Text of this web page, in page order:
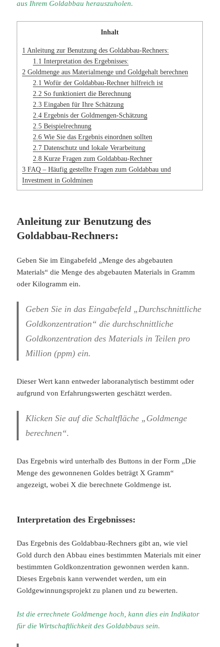
aus Ihrem Goldabbau herauszuholen.
Inhalt
1 Anleitung zur Benutzung des Goldabbau-Rechners:
1.1 Interpretation des Ergebnisses:
2 Goldmenge aus Materialmenge und Goldgehalt berechnen
2.1 Wofür der Goldabbau-Rechner hilfreich ist
2.2 So funktioniert die Berechnung
2.3Eingaben für Ihre Schätzung
2.4Ergebnis der Goldmengen-Schätzung
2.5Beispielrechnung
2.6Wie Sie das Ergebnis einordnen sollten
2.7Datenschutz und lokale Verarbeitung
2.8Kurze Fragen zum Goldabbau-Rechner
3 FAQ – Häufig gestellte Fragen zum Goldabbau und
Investment in Goldminen
Anleitung zur Benutzung des
Goldabbau-Rechners:
Geben Sie im Eingabefeld „Menge des abgebauten
Materials“ die Menge des abgebauten Materials in Gramm
oder Kilogramm ein.
Geben Sie in das Eingabefeld „Durchschnittliche
Goldkonzentration“ die durchschnittliche
Goldkonzentration des Materials in Teilen pro
Million (ppm) ein.
Dieser Wert kann entweder laboranalytisch bestimmt oder
aufgrund von Erfahrungswerten geschätzt werden.
Klicken Sie auf die Schaltfläche „Goldmenge
berechnen“.
Das Ergebnis wird unterhalb des Buttons in der Form „Die
Menge des gewonnenen Goldes beträgt X Gramm“
angezeigt, wobei X die berechnete Goldmenge ist.
Interpretation des Ergebnisses:
Das Ergebnis des Goldabbau-Rechners gibt an, wie viel
Gold durch den Abbau eines bestimmten Materials mit einer
bestimmten Goldkonzentration gewonnen werden kann.
Dieses Ergebnis kann verwendet werden, um ein
Goldgewinnungsprojekt zu planen und zu bewerten.
Ist die errechnete Goldmenge hoch, kann dies ein Indikator
für die Wirtschaftlichkeit des Goldabbaus sein.